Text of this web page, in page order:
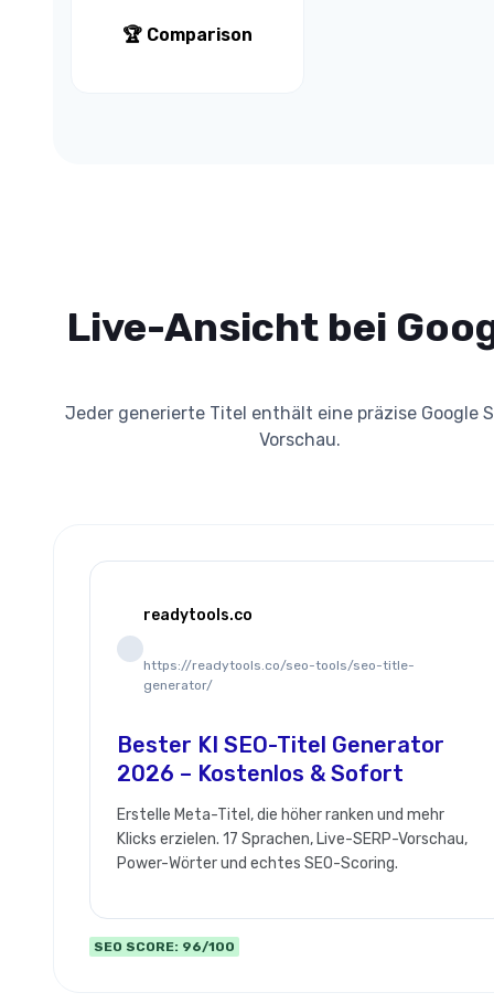
🏆 Comparison
Live-Ansicht bei
Jeder generierte Titel enthält eine präzise Google
Vorschau.
readytools.co
https://readytools.co/seo-tools/seo-title-
generator/
Bester KI SEO-Titel Generator
2026 – Kostenlos & Sofort
Erstelle Meta-Titel, die höher ranken und mehr
Klicks erzielen. 17 Sprachen, Live-SERP-Vorschau,
Power-Wörter und echtes SEO-Scoring.
SEO SCORE: 96/100